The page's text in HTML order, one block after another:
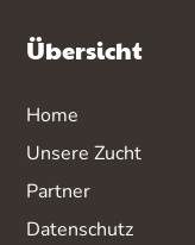
Übersicht
Home
Unsere Zucht
Partner
Datenschutz